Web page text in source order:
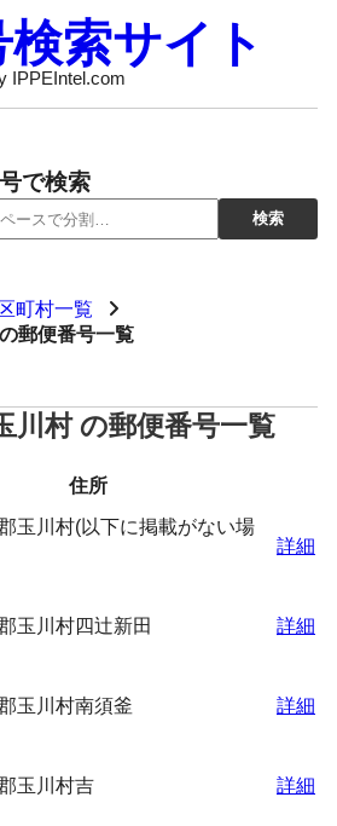
索サイト
IPPEIntel.com
で検索
町村一覧
郵便番号一覧
川村 の郵便番号一覧
住所
玉川村(以下に掲載がない場
詳細
玉川村四辻新田 詳細
玉川村南須釜 詳細
玉川村吉 詳細